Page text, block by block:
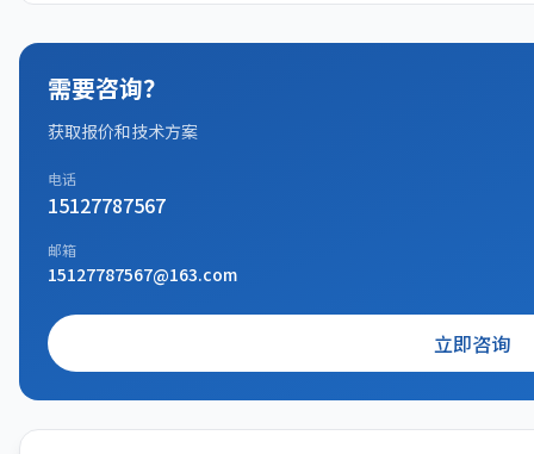
需要咨询？
获取报价和技术方案
电话
15127787567
邮箱
15127787567@163.com
立即咨询